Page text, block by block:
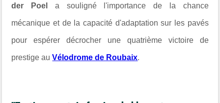
der Poel a souligné l'importance de la chance
mécanique et de la capacité d'adaptation sur les pavés
pour espérer décrocher une quatrième victoire de
prestige auVélodrome de Roubaix.